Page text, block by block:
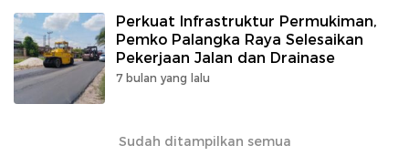
Perkuat Infrastruktur Permukiman,
Pemko Palangka Raya Selesaikan
Pekerjaan Jalan dan Drainase
7 bulan yang lalu
Sudah ditampilkan semua